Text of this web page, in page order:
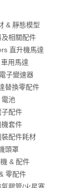
& 靜態模型
相關配件
直升機馬達
用馬達
子變速器
替換零配件
電池
子配件
機套件
配件耗材
頭罩
& 配件
零配件
膠管/火星塞